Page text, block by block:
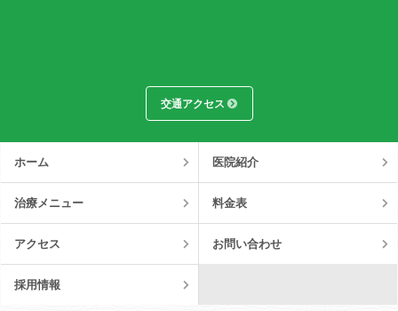
交通アクセス
ホーム 医院紹介
治療メニュー 料金表
アクセス お問い合わせ
採用情報